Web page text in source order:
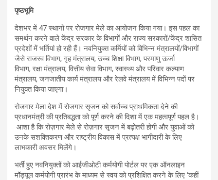
पृष्ठभूमि
देशभर में 47 स्थानों पर रोजगार मेले का आयोजन किया गया। इस पहल का
समर्थन करने वाले केंद्र सरकार के विभागों और राज्य सरकारों/केंद्र शासित
प्रदेशों में भर्तियां हो रही हैं। नवनियुक्‍त कर्मियों को विभिन्न मंत्रालयों/विभागों
जैसे राजस्व विभाग, गृह मंत्रालय, उच्च शिक्षा विभाग, परमाणु ऊर्जा
विभाग, रक्षा मंत्रालय, वित्तीय सेवा विभाग, स्वास्थ्य और परिवार कल्याण
मंत्रालय, जनजातीय कार्य मंत्रालय और रेलवे मंत्रालय में विभिन्न पदों पर
नियुक्‍त किया जाएगा।
रोजगार मेला देश में रोजगार सृजन को सर्वोच्च प्राथमिकता देने की
प्रधानमंत्री की प्रतिबद्धता को पूर्ण करने की दिशा में एक महत्‍वपूर्ण पहल है।
आशा है कि रोज़गार मेले से रोज़गार सृजन में बढ़ोतरी होगी और युवाओं को
उनके सशक्तिकरण और राष्ट्रीय विकास में प्रत्यक्ष भागीदारी के लिए
लाभकारी अवसर मिलेंगे।
भर्ती हुए नवनियुक्तों को आईजीओटी कर्मयोगी पोर्टल पर एक ऑनलाइन
मॉड्यूल कर्मयोगी प्रारंभ के माध्यम से स्‍वयं को प्रशिक्षित करने के लिए ‘कहीं